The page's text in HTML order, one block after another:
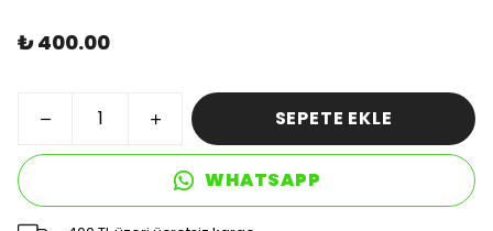
₺ 400.00
SEPETE EKLE
WHATSAPP